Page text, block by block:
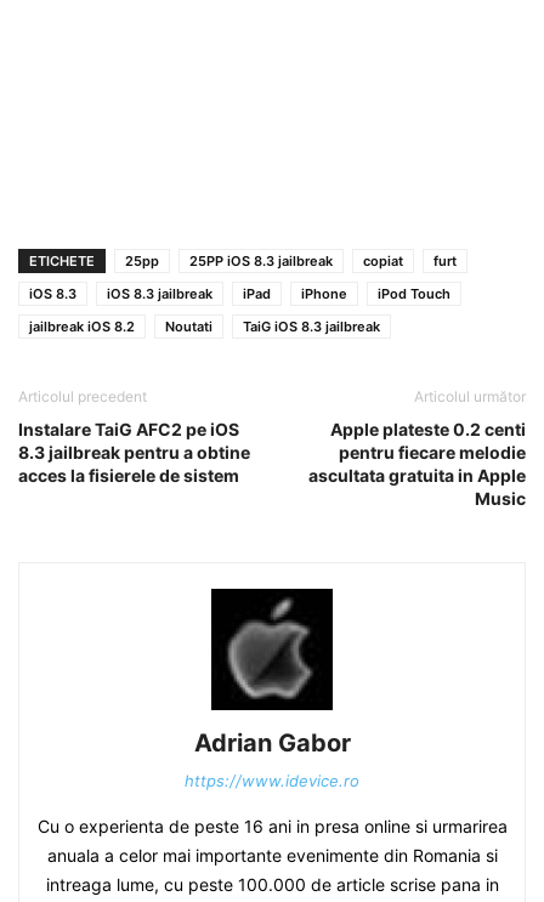
ETICHETE 25pp 25PP iOS 8.3 jailbreak copiat
furt
iOS 8.3
iOS 8.3 jailbreak iPad iPhone
iPod Touch
jailbreak iOS 8.2
Noutati TaiG iOS 8.3 jailbreak
Articolul precedent
Instalare TaiG AFC2 pe iOS
8.3 jailbreak pentru a obtine
acces la fisierele de sistem
Articolul următor
Apple plateste 0.2 centi
pentru fiecare melodie
ascultata gratuita in Apple
Music
Adrian Gabor
https://www.idevice.ro
Cu o experienta de peste 16 ani in presa online si urmarirea
anuala a celor mai importante evenimente din Romania si
intreaga lume, cu peste 100.000 de article scrise pana in